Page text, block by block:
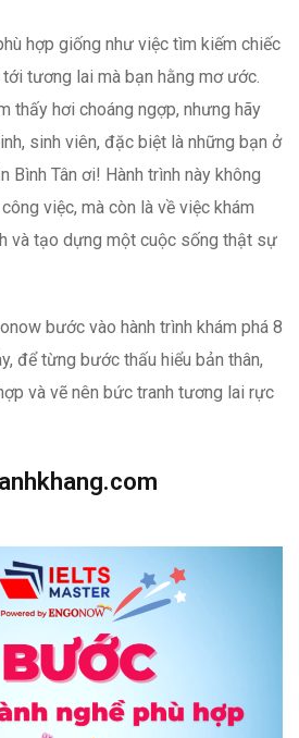
hợp giống như việc tìm kiếm chiếc
tương lai mà bạn hằng mơ ước.
thấy hơi choáng ngợp, nhưng hãy
sinh viên, đặc biệt là những bạn ở
Bình Tân ơi! Hành trình này không
việc, mà còn là về việc khám
và tạo dựng một cuộc sống thật sự
bước vào hành trình khám phá 8
để từng bước thấu hiểu bản thân,
và vẽ nên bức tranh tương lai rực